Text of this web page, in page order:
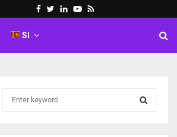
Facebook
Twitter
LinkedinYoutube
Rss
SI